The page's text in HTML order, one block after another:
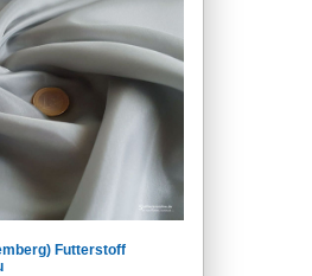
Futterstoff